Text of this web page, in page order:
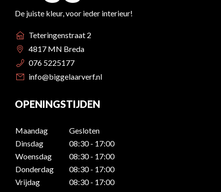
De juiste kleur, voor ieder interieur!
Teteringenstraat 2
4817 MN Breda
076 5225177
info@biggelaarverf.nl
OPENINGSTIJDEN
Maandag
Gesloten
Dinsdag
08:30 - 17:00
Woensdag
08:30 - 17:00
Donderdag
08:30 - 17:00
Vrijdag
08:30 - 17:00